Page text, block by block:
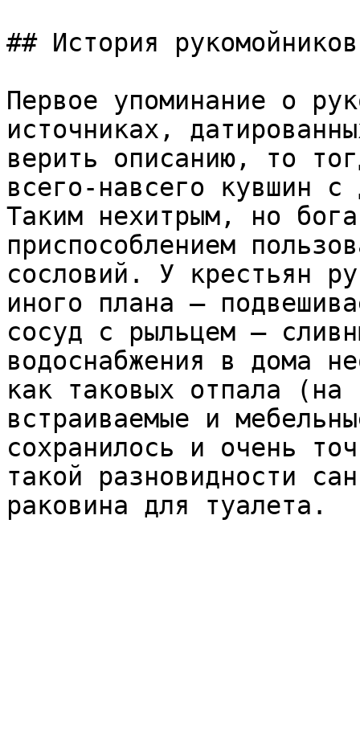
## История рукомойников
Первое упоминание о
источниках,
верить описанию, то
всего-навсего кувшин
Таким нехитрым, но
приспособлением
сословий. У крестьян
иного плана –
сосуд с рыльцем –
водоснабжения в дома
как таковых отпала (на
встраиваемые и
сохранилось и очень
такой разновидности
раковина для туалета.